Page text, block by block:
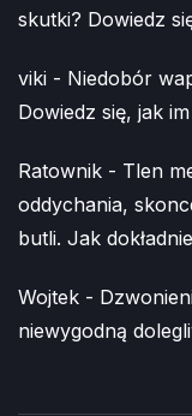
skutki? Dowiedz
viki - Niedobór
Dowiedz się, jak
Ratownik - Tlen
oddychania,
butli. Jak
Wojtek -
niewygodną